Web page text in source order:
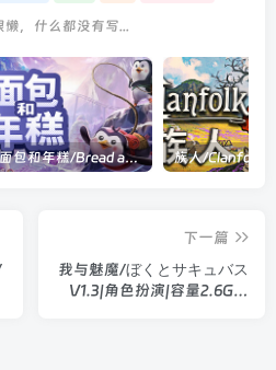
懒，什么都没有写...
面包和年糕/Bread and Fred Build.21411256|动作冒险|容量1.1GB|官方中文版
下一篇
我与魅魔/ぼくとサキュバス
V1.3|角色扮演|容量2.6GB|